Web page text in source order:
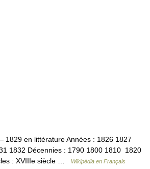
1829 en littérature Années : 1826 1827
1832 Décennies : 1790 1800 1810 1820
: XVIIIe siècle …
Wikipédia en Français